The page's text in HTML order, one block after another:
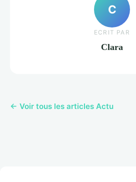
C
ECRIT PAR
Clara
← Voir tous les articles Actu